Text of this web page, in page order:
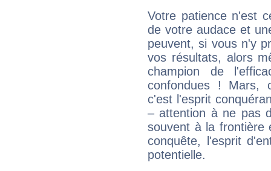
Votre patience n'est
de votre audace et
peuvent, si vous n'y
vos résultats, alors
champion de
confondues ! Mars,
c'est l'esprit
– attention à ne pas
souvent à la frontière
conquête, l'esprit
potentielle.